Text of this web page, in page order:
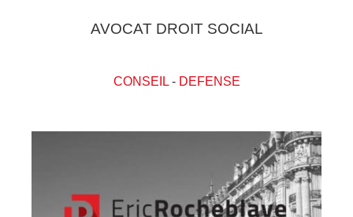
AVOCAT DROIT SOCIAL
CONSEIL- DEFENSE